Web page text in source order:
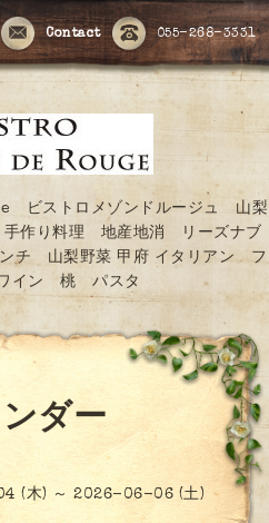
055-268-3331
Contact
ストロメゾンドルージュ 山梨
作り料理 地産地消 リーズナブ
山梨野菜 甲府 イタリアン フ
ワイン 桃 パスタ
ダー
(木) ～ 2026-06-06 (土)